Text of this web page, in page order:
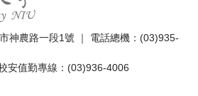
神農路一段1號 ｜ 電話總機：(03)935-
安值勤專線：(03)936-4006